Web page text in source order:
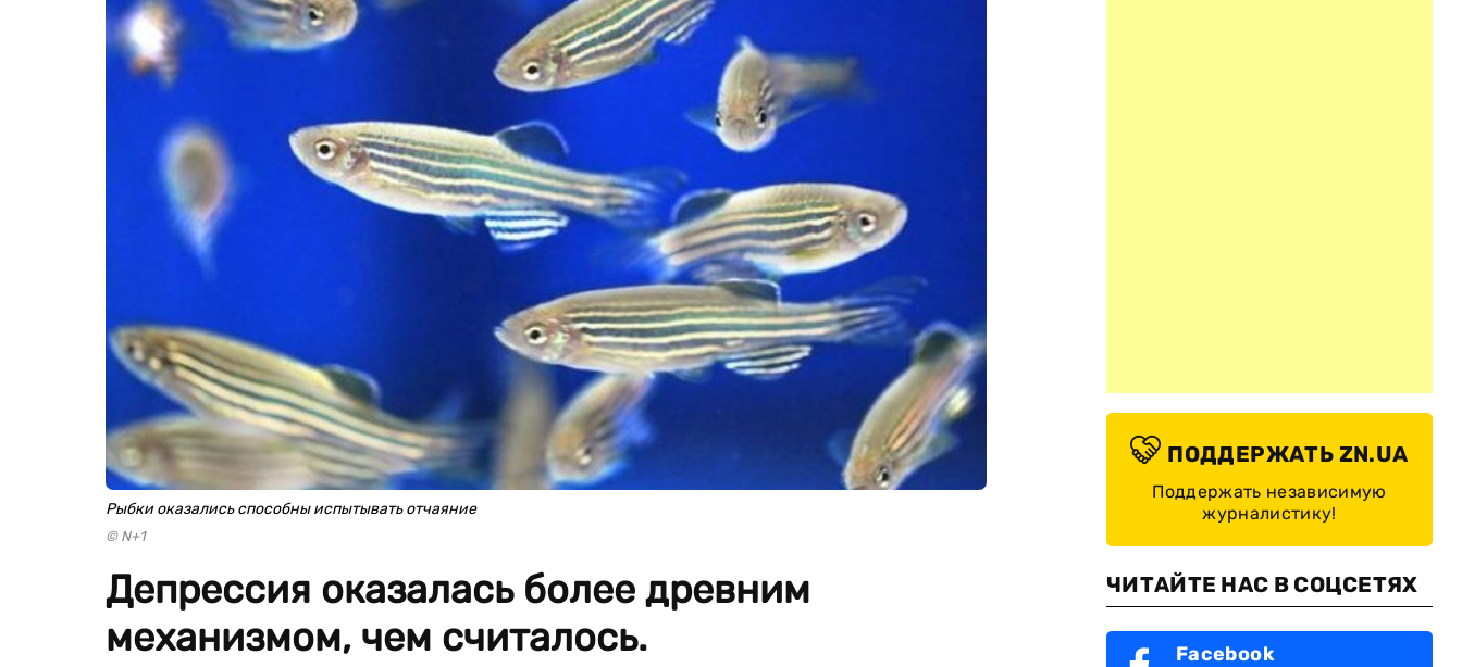
Рыбки оказались способны испытывать отчаяние
© N+1
Депрессия оказалась более древним
механизмом, чем считалось.
ПОДДЕРЖАТЬ ZN.UA
Поддержать независимую
журналистику!
ЧИТАЙТЕ НАС В СОЦСЕТЯХ
Facebook